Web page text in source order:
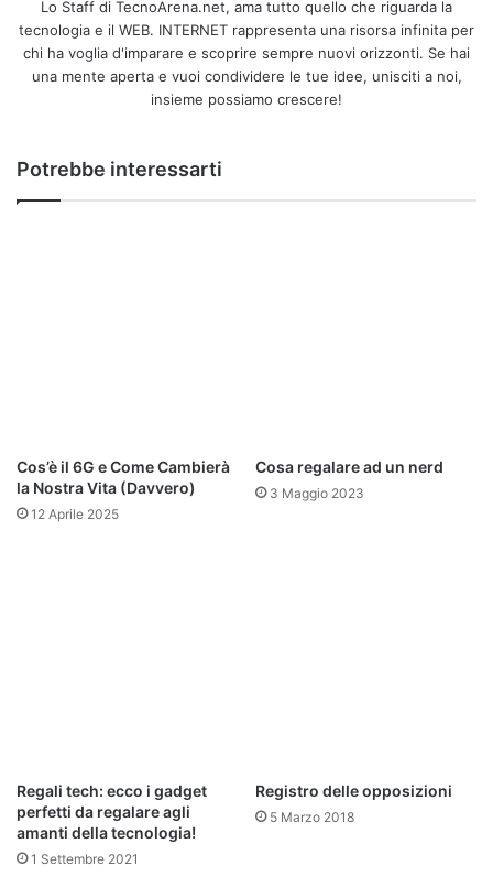
Il sistema operativo dell’i’m Watchèi’m Droid 2, il più
avanzato sistema operativo persmartwatchal mondo.
Il software che controlla i’m Watch
permette con semplici
notevole durata della batteria.
telefono da polso
Lo Staff di TecnoArena.net, ama tutto quello che riguarda la
tecnologia e il WEB. INTERNET rappresenta una risorsa infinita per
chi ha voglia d'imparare e scoprire sempre nuovi orizzonti. Se hai
una mente aperta e vuoi condividere le tue idee, unisciti a noi,
insieme possiamo crescere!
Potrebbe interessarti
Cos’è il 6G e Come Cambierà
la Nostra Vita (Davvero)
12 Aprile 2025
Cosa regalare ad un nerd
3 Maggio 2023
Regali tech: ecco i gadget
perfetti da regalare agli
amanti della tecnologia!
1 Settembre 2021
Registro delle opposizioni
5 Marzo 2018